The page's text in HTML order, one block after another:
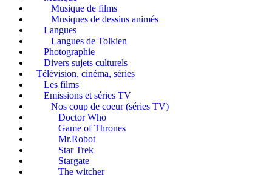
Musique de films
Musiques de dessins animés
Langues
Langues de Tolkien
Photographie
Divers sujets culturels
Télévision, cinéma, séries
Les films
Emissions et séries TV
Nos coup de coeur (séries TV)
Doctor Who
Game of Thrones
Mr.Robot
Star Trek
Stargate
The witcher